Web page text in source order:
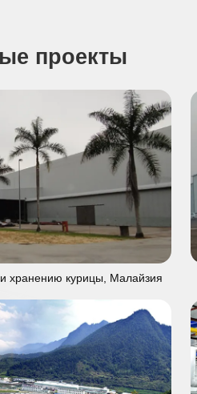
проекты
хранению курицы, Малайзия